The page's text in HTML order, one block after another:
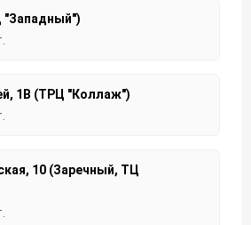
"Западный")
1В (ТРЦ "Коллаж")
10 (Заречный, ТЦ